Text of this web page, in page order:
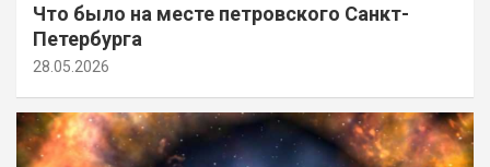
Что было на месте петровского Санкт-
Петербурга
28.05.2026